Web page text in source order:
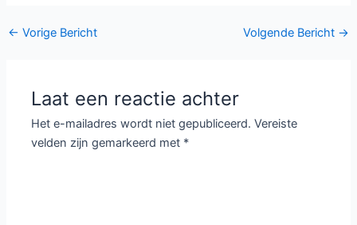
Bericht
← Vorige Bericht Volgende Bericht →
Laat een reactie achter
Het e-mailadres wordt niet gepubliceerd. Vereiste
velden zijn gemarkeerd met *